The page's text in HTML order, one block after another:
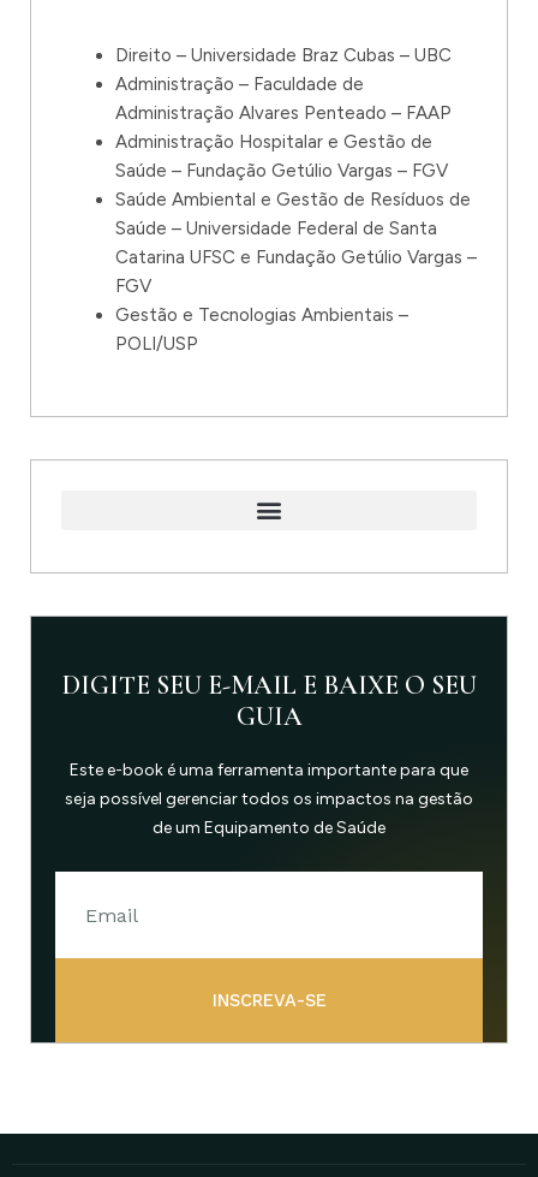
Direito – Universidade Braz Cubas – UBC
Administração – Faculdade de
Administração Alvares Penteado – FAAP
Administração Hospitalar e Gestão de
Saúde – Fundação Getúlio Vargas – FGV
Saúde Ambiental e Gestão de Resíduos de
Saúde – Universidade Federal de Santa
Catarina UFSC e Fundação Getúlio Vargas –
FGV
Gestão e Tecnologias Ambientais –
POLI/USP
DIGITE SEU E-MAIL E BAIXE O SEU
GUIA
Este e-book é uma ferramenta importante para que
seja possível gerenciar todos os impactos na gestão
de um Equipamento de Saúde
INSCREVA-SE